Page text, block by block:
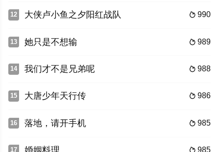
12  990
大侠卢小鱼之夕阳红战队
13  989
她只是不想输
14  988
我们才不是兄弟呢
15  986
大唐少年天行传
16  985
落地，请开手机
17  985